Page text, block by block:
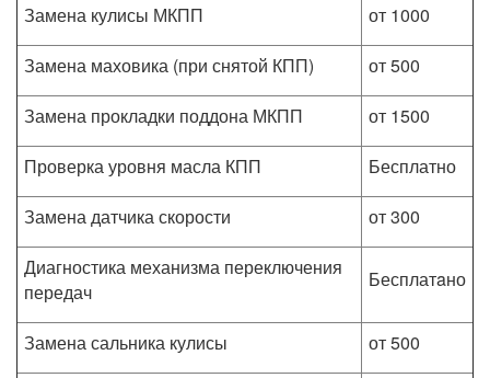
Замена кулисы МКПП
от 1000
Замена маховика (при снятой КПП)
от 500
Замена прокладки поддона МКПП
от 1500
Проверка уровня масла КПП
Бесплатно
Замена датчика скорости
от 300
Диагностика механизма переключения
передач
Бесплатaно
Замена сальника кулисы
от 500